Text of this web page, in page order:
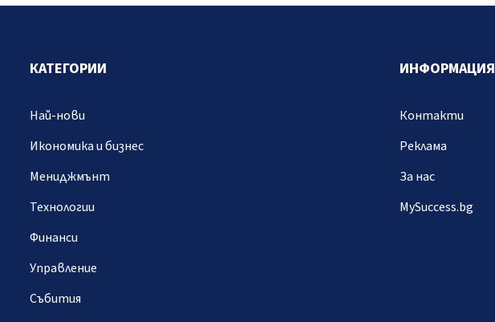
КАТЕГОРИИ
Най-нови
Икономика и бизнес
Мениджмънт
Технологии
Финанси
Управление
Събития
ИНФОРМАЦИЯ
Контакти
Реклама
За нас
MySuccess.bg